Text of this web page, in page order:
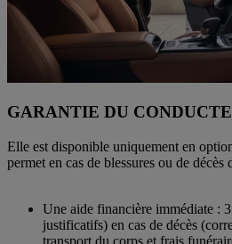
GARANTIE DU
Elle est disponible uniquement en
permet en cas de blessures ou de décès
Une aide financière immédiate :
justificatifs) en cas de décès
transport du corps et frais